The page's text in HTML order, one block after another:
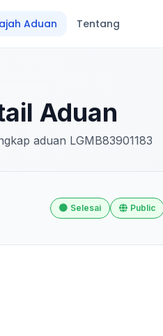
Aduan
Tentang
Aduan
aduan LGMB83901183
Selesai Public